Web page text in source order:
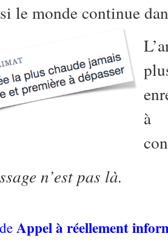
le monde continue
à
n’est pas là.
Appel à réellement